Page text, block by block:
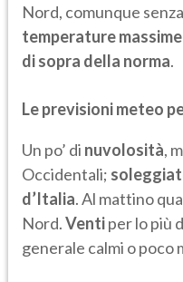
Nord, comunque
temperature
di sopra della norma.
Le previsioni meteo
Un po’ di nuvolosità,
Occidentali;
d’Italia. Al mattino
Nord.Ventiper lo più
generale calmi o poco